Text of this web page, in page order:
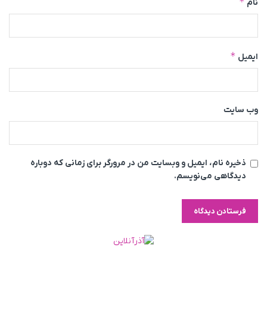
نام
ایمیل *
وب‌ سایت
ذخیره نام، ایمیل و وبسایت من در مرورگر برای زمانی که دوباره
دیدگاهی می‌نویسم.